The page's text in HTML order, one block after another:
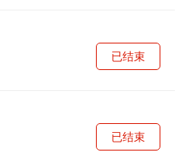
已结束
已结束